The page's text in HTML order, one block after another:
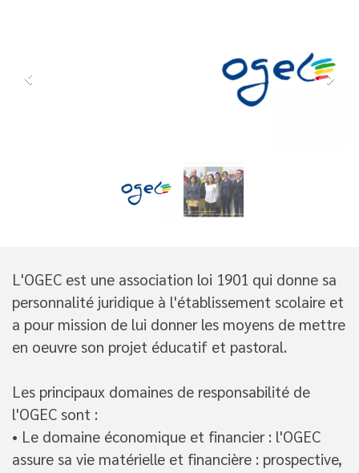
L'OGEC est une association loi 1901 qui donne sa
personnalité juridique à l'établissement scolaire et
a pour mission de lui donner les moyens de mettre
en oeuvre son projet éducatif et pastoral.
Les principaux domaines de responsabilité de
l'OGEC sont :
• Le domaine économique et financier : l'OGEC
assure sa vie matérielle et financière : prospective,